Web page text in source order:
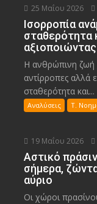
25 Μαΐου 2026
Ισορροπία
σταθερότητα
Η ανθρώπινη ζωή
αντίρροπες αλλά
σταθερότητα και...
Αναλύσεις Τ.
19 Μαΐου 2026
Αστικό
σήμερα,
αύριο
Οι χώροι